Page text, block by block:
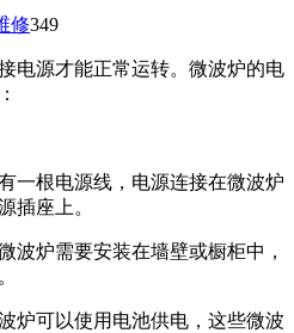
修349
电源才能正常运转。微波炉的电
一根电源线，电源连接在微波炉
插座上。
波炉需要安装在墙壁或橱柜中，
炉可以使用电池供电，这些微波